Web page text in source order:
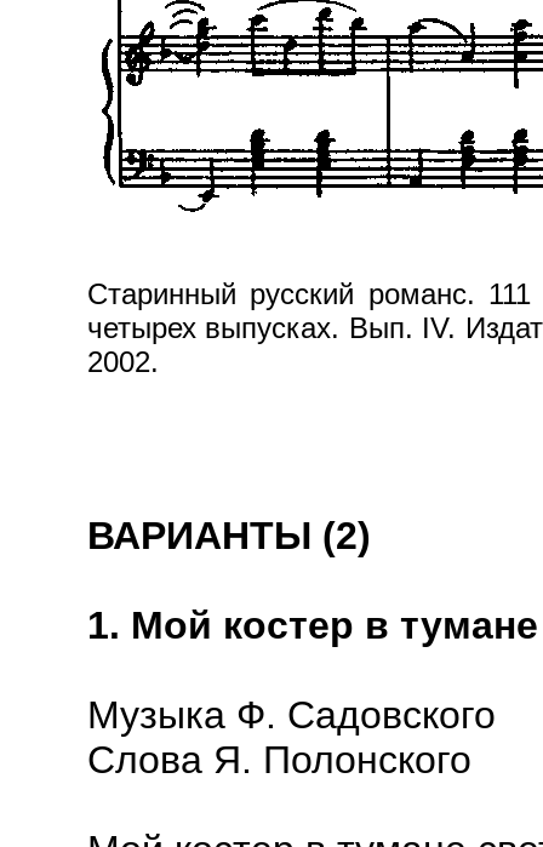
Старинный русский романс.
четырех выпусках. Вып. IV.
2002.
ВАРИАНТЫ (2)
1. Мой костер в
Музыка Ф. Садовского
Слова Я. Полонского